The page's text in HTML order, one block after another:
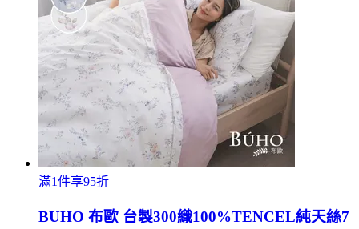
滿1件享95折
BUHO 布歐 台製300織100%TENCEL純天絲7